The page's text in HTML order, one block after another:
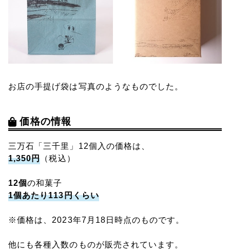
お店の手提げ袋は写真のようなものでした。
価格の情報
三万石「三千里」12個入の価格は、
1,350円 （税込）
12個の和菓子
1個あたり113円くらい
※価格は、2023年7月18日時点のものです。
他にも各種入数のものが販売されています。